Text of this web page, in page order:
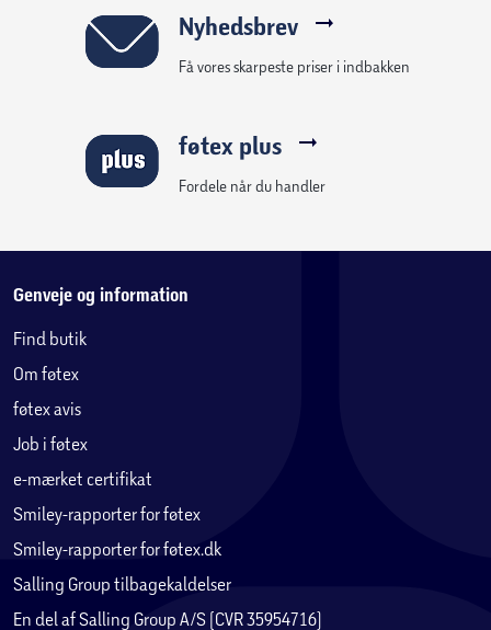
Nyhedsbrev
Få vores skarpeste priser i indbakken
føtex plus
Fordele når du handler
Genveje og information
Find butik
Om føtex
føtex avis
Job i føtex
e-mærket certifikat
Smiley-rapporter for føtex
Smiley-rapporter for føtex.dk
Salling Group tilbagekaldelser
En del af Salling Group A/S (CVR 35954716)